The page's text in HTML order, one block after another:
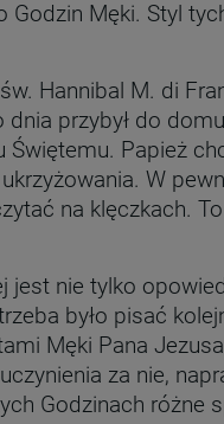
zł
-
szt.
Godzin Męki. Styl
Hannibal M. di
przybył do
Świętemu. Papież
W
na klęczkach.
jest nie tylko
było pisać
Męki Pana
za nie,
Godzinach różne